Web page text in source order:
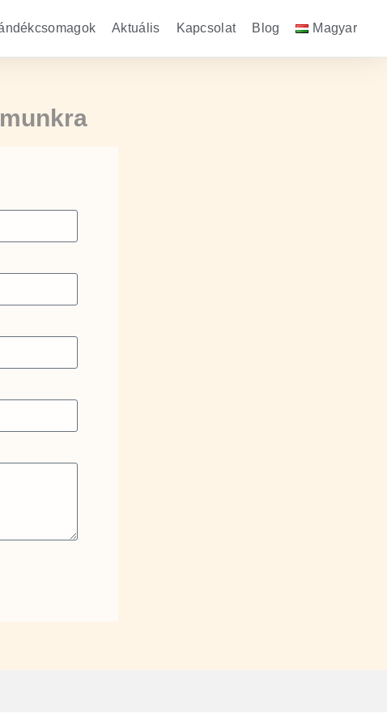
Aktuális Kapcsolat Blog Magyar